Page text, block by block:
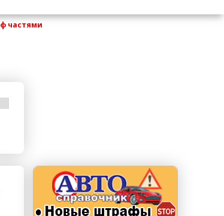
erid: LdtCKJjWj Реклама. ИП Кучеренко Николай
Николаевич
частями